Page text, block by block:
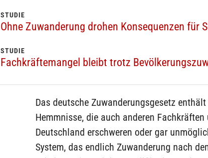
STUDIE
Ohne Zuwanderung drohen Konsequenzen für
STUDIE
Fachkräftemangel bleibt trotz
Das deutsche Zuwanderungsgesetz
Hemmnisse, die auch anderen
Deutschland erschweren oder gar
System, das endlich Zuwanderung nach